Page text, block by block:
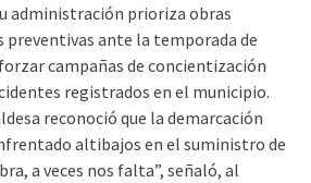
administración prioriza obras
preventivas ante la temporada de
campañas de concientización
registrados en el municipio.
reconoció que la demarcación
altibajos en el suministro de
a veces nos falta”, señaló, al